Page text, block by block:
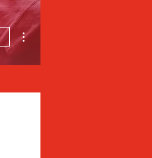
Weitere Optionen